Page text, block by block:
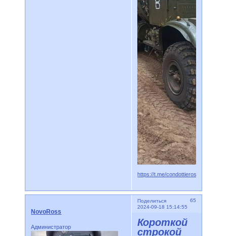
https://t.me/condottieros/5449
Поделиться
65
2024-09-18 15:14:55
NovoRoss
Администратор
Короткой
строкой